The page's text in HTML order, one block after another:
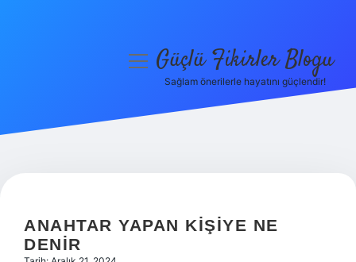
Hakkımızda
menüyüGüçlü Fikirler Blogu
Sağlam önerilerle hayatını güçlendir!
ANAHTAR YAPAN KIŞIYE NE
DENIR